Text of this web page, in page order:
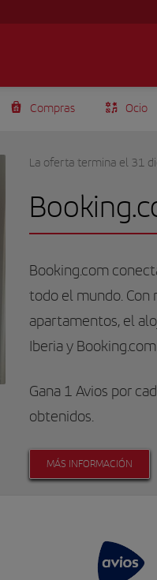
Compras Ocio
La oferta termina el 31
Booking.com
todo el mundo.
apartamentos, el
Iberia y
Gana 1 Avios por
obtenidos.
MÁS INFORMACIÓN